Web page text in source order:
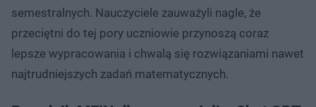
semestralnych. Nauczyciele zauważyli nagle, że
przeciętni do tej pory uczniowie przynoszą coraz
lepsze wypracowania i chwalą się rozwiązaniami nawet
najtrudniejszych zadań matematycznych.